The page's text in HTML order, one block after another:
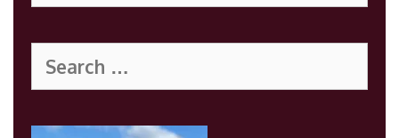
for: